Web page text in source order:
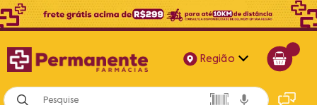
Região
Alagoas